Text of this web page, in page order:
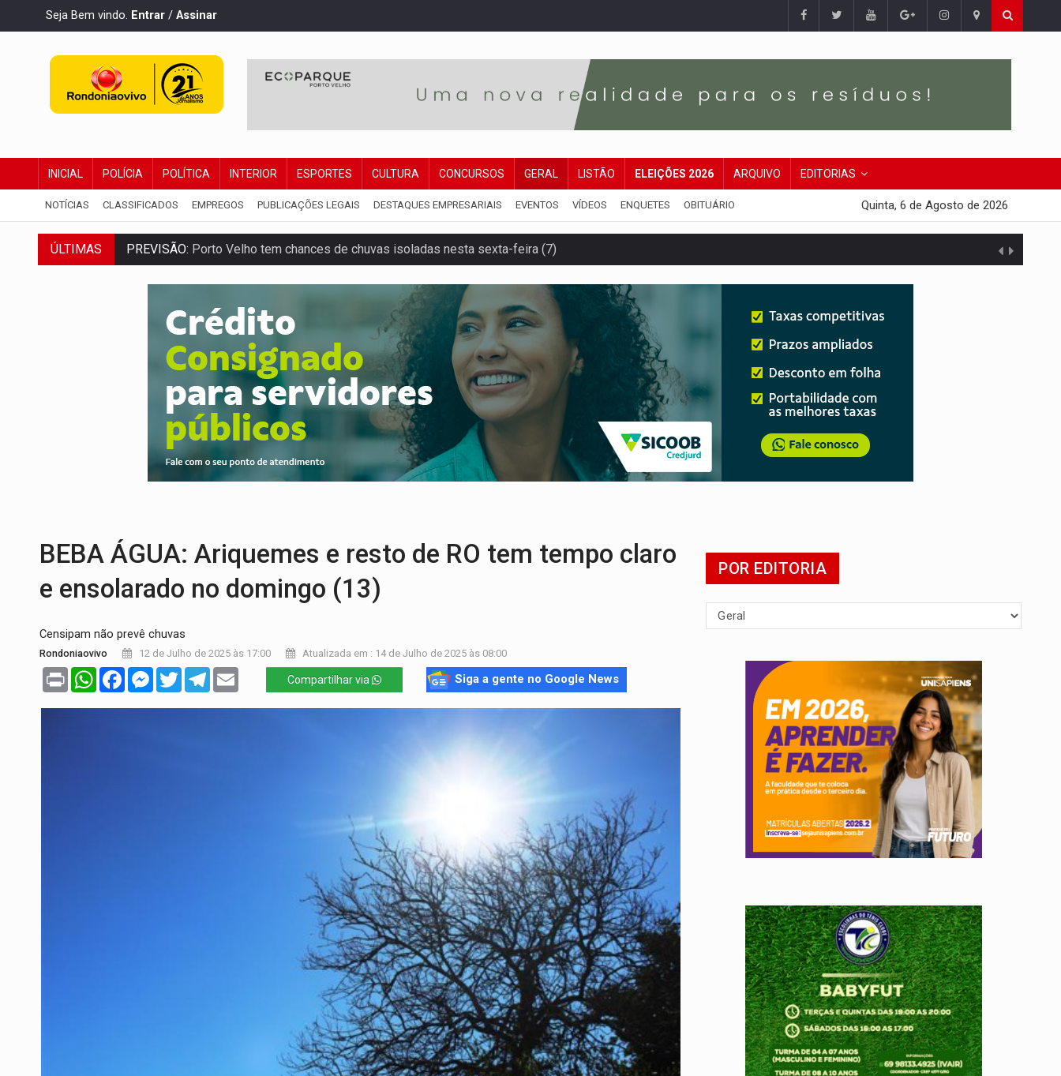
Seja Bem vindo. Entrar / Assinar
INICIAL POLÍCIA POLÍTICA INTERIOR ESPORTES CULTURA CONCURSOS GERAL LISTÃO ELEIÇÕES 2026 ARQUIVO EDITORIAS
NOTÍCIAS CLASSIFICADOS EMPREGOS PUBLICAÇÕES LEGAIS DESTAQUES EMPRESARIAIS EVENTOS VÍDEOS ENQUETES OBITUÁRIO Quinta, 6 de Agosto de 2026
ÚLTIMAS PREVISÃO: Porto Velho tem chances de chuvas isoladas nesta sexta-feira (7)
SINDICATOS UNIDOS:Assembleia Geral delibera greve da educação municipal em Porto Velho
PROCESSO SELETIVO:Rondoniaovivo abre oficina de Comunicação com oportunidade de integrar equipe
AGOSTO LILÁS: MPRO lança de portal e promove reflexão sobre trajetória da Lei Maria da Penha
REGULARIZAÇÃO:Refis 2026 segue até o fim do ano para regularização de débitos
ROLIM DE MOURA:Programa da Energisa beneficia 60 famílias com geladeiras e ventiladores novos
VIOLÊNCIA VICÁRIA: MPRO obtém condenação de réu a 21 anos de prisão em Espigão do Oeste
INDISPONÍVEL:Transparência do Cinderondônia apresenta indisponibilidade com erro 451
BEBA ÁGUA: Ariquemes e resto de RO tem tempo claro
e ensolarado no domingo (13)
Censipam não prevê chuvas
Rondoniaovivo 12 de Julho de 2025 às 17:00 Atualizada em : 14 de Julho de 2025 às 08:00
Print WhatsAppFacebookMessenger
TwitterTelegram Compartilhar via Siga a gente no Google News
POR EDITORIA